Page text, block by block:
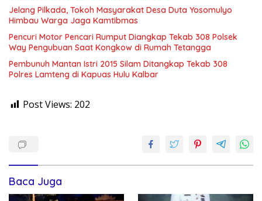
Jelang Pilkada, Tokoh Masyarakat Desa Duta Yosomulyo
Himbau Warga Jaga Kamtibmas
Pencuri Motor Pencari Rumput Diangkap Tekab 308 Polsek
Way Pengubuan Saat Kongkow di Rumah Tetangga
Pembunuh Mantan Istri 2015 Silam Ditangkap Tekab 308
Polres Lamteng di Kapuas Hulu Kalbar
Post Views: 202
Baca Juga